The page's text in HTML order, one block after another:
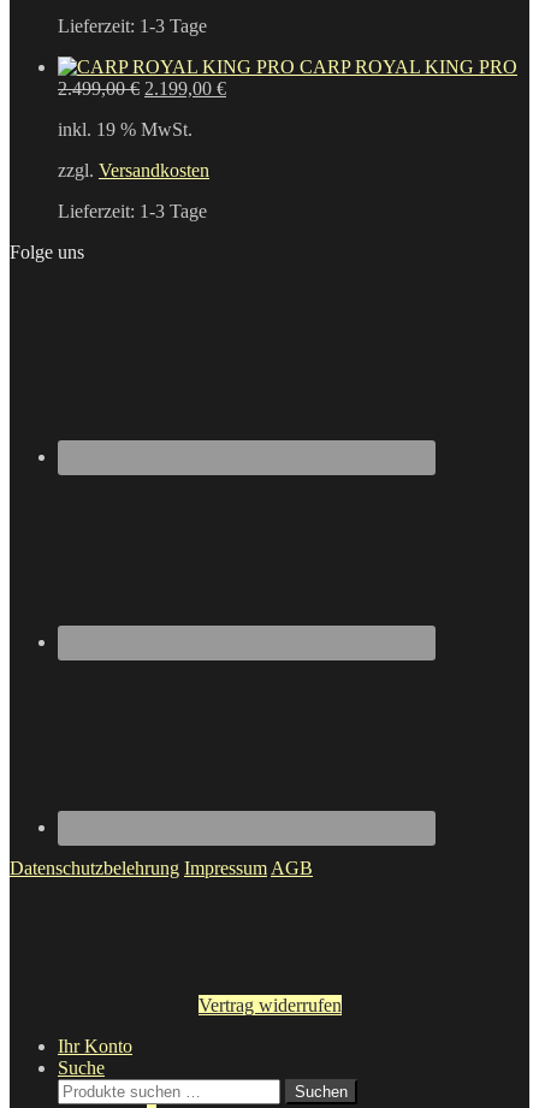
Lieferzeit: 1-3 Tage
CARP ROYAL KING PRO
2.499,00€ Ursprünglicher
war:
2.199,00 €Aktueller
inkl. 19 % MwSt.
zzgl. Versandkosten
Lieferzeit: 1-3 Tage
Folge uns
Datenschutzbelehrung Impressum AGB
Vertrag widerrufen
Ihr Konto
Suche
Suche
Suchen